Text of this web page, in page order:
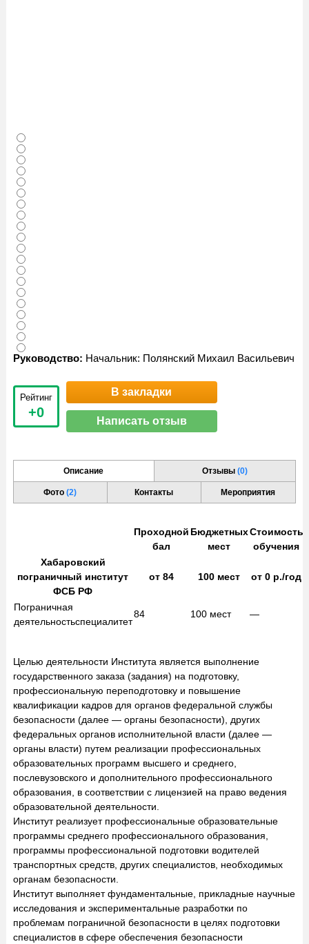
Руководство: Начальник: Полянский Михаил Васильевич
Рейтинг
+0
В закладки
Написать отзыв
Описание Отзывы (0)
Фото(2) Контакты Мероприятия
Проходной
бал
Бюджетных
мест
Стоимость
обучения
Хабаровский
пограничный институт
ФСБ РФ
от84 100 мест от 0 р./год
Пограничная
деятельностьспециалитет
84 100 мест —
Целью деятельности Института является выполнение
государственного заказа (задания) на подготовку,
профессиональную переподготовку и повышение
квалификации кадров для органов федеральной службы
безопасности (далее — органы безопасности), других
федеральных органов исполнительной власти (далее —
органы власти) путем реализации профессиональных
образовательных программ высшего и среднего,
послевузовского и дополнительного профессионального
образования, в соответствии с лицензией на право ведения
образовательной деятельности.
Институт реализует профессиональные образовательные
программы среднего профессионального образования,
программы профессиональной подготовки водителей
транспортных средств, других специалистов, необходимых
органам безопасности.
Институт выполняет фундаментальные, прикладные научные
исследования и экспериментальные разработки по
проблемам пограничной безопасности в целях подготовки
специалистов в сфере обеспечения безопасности